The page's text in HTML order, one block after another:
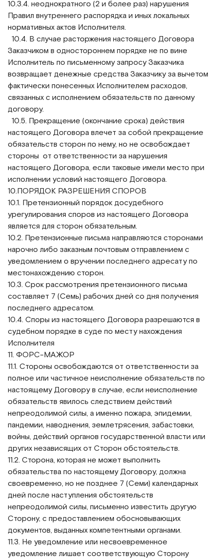
10.3.4. неоднократного (2 и более раз) нарушения
Правил внутреннего распорядка и иных локальных
нормативных актов Исполнителя.
10.4. В случае расторжения настоящего Договора
Заказчиком в одностороннем порядке не по вине
Исполнитель по письменному запросу Заказчика
возвращает денежные средства Заказчику за вычетом
фактически понесенных Исполнителем расходов,
связанных с исполнением обязательств по данному
договору.
10.5. Прекращение (окончание срока) действия
настоящего Договора влечет за собой прекращение
обязательств сторон по нему, но не освобождает
стороны от ответственности за нарушения
настоящего Договора, если таковые имели место при
исполнении условий настоящего Договора.
10.ПОРЯДОК РАЗРЕШЕНИЯ СПОРОВ
10.1. Претензионный порядок досудебного
урегулирования споров из настоящего Договора
является для сторон обязательным.
10.2. Претензионные письма направляются сторонами
нарочно либо заказным почтовым отправлением с
уведомлением о вручении последнего адресату по
местонахождению сторон.
10.3. Срок рассмотрения претензионного письма
составляет 7 (Семь) рабочих дней со дня получения
последнего адресатом.
10.4. Споры из настоящего Договора разрешаются в
судебном порядке в суде по месту нахождения
Исполнителя
11. ФОРС-МАЖОР
11.1. Стороны освобождаются от ответственности за
полное или частичное неисполнение обязательств по
настоящему Договору в случае, если неисполнение
обязательств явилось следствием действий
непреодолимой силы, а именно пожара, эпидемии,
пандемии, наводнения, землетрясения, забастовки,
войны, действий органов государственной власти или
других независящих от Сторон обстоятельств.
11.2. Сторона, которая не может выполнить
обязательства по настоящему Договору, должна
своевременно, но не позднее 7 (Семи) календарных
дней после наступления обстоятельств
непреодолимой силы, письменно известить другую
Сторону, с предоставлением обосновывающих
документов, выданных компетентными органами.
11.3. Не уведомление или несвоевременное
уведомление лишает соответствующую Сторону